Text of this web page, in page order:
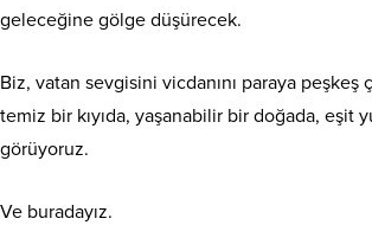
geleceğine gölge düşürecek.
Biz, vatan sevgisini vicdanını paraya
temiz bir kıyıda, yaşanabilir bir doğada, eşit
görüyoruz.
Ve buradayız.